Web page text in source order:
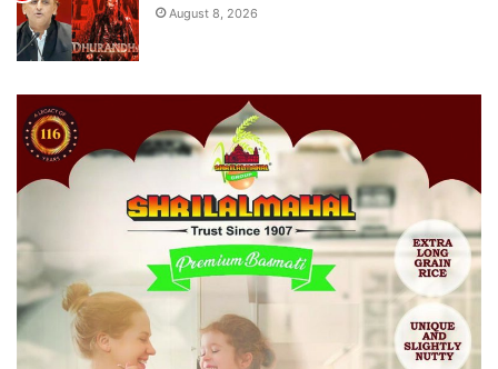
August 8, 2026